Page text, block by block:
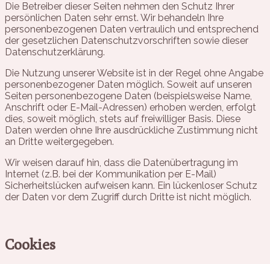
Die Betreiber dieser Seiten nehmen den Schutz Ihrer
persönlichen Daten sehr ernst. Wir behandeln Ihre
personenbezogenen Daten vertraulich und entsprechend
der gesetzlichen Datenschutzvorschriften sowie dieser
Datenschutzerklärung.
Die Nutzung unserer Website ist in der Regel ohne Angabe
personenbezogener Daten möglich. Soweit auf unseren
Seiten personenbezogene Daten (beispielsweise Name,
Anschrift oder E-Mail-Adressen) erhoben werden, erfolgt
dies, soweit möglich, stets auf freiwilliger Basis. Diese
Daten werden ohne Ihre ausdrückliche Zustimmung nicht
an Dritte weitergegeben.
Wir weisen darauf hin, dass die Datenübertragung im
Internet (z.B. bei der Kommunikation per E-Mail)
Sicherheitslücken aufweisen kann. Ein lückenloser Schutz
der Daten vor dem Zugriff durch Dritte ist nicht möglich.
Cookies